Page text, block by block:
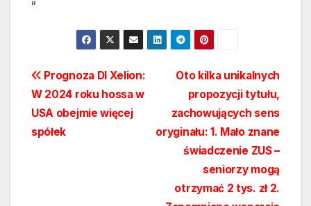
Nawigacja
wpisu
Oto kilka unikalnych
propozycji tytułu,
zachowujących sens
oryginału: 1. Mało znane
świadczenie ZUS –
seniorzy mogą
otrzymać 2 tys. zł 2.
Prognoza DI Xelion:
W 2024 roku hossa w
USA obejmie więcej
spółek